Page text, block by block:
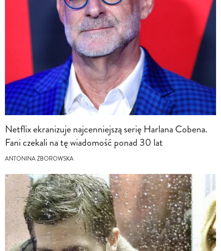
Netflix ekranizuje najcenniejszą serię Harlana Cobena.
Fani czekali na tę wiadomość ponad 30 lat
ANTONINA ZBOROWSKA